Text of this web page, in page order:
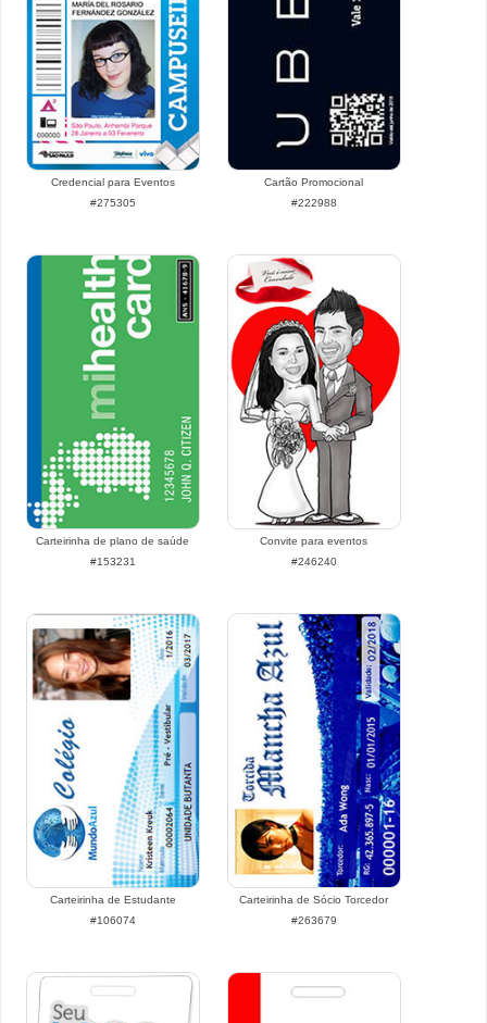
Credencial para Eventos
#275305
Cartão Promocional
#222988
Carteirinha de plano de saúde
#153231
Convite para eventos
#246240
Carteirinha de Estudante
#106074
Carteirinha de Sócio Torcedor
#263679